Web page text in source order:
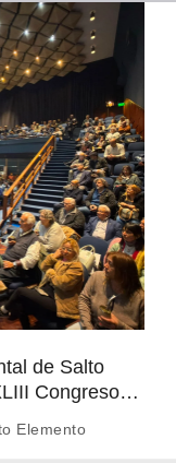
de Salto
Congreso
Elemento